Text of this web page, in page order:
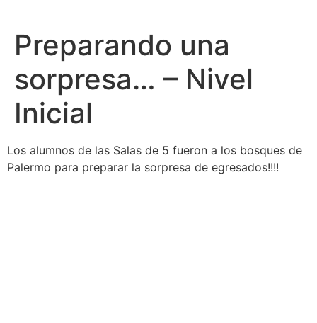
Preparando una
sorpresa… – Nivel
Inicial
Los alumnos de las Salas de 5 fueron a los bosques de
Palermo para preparar la sorpresa de egresados!!!!